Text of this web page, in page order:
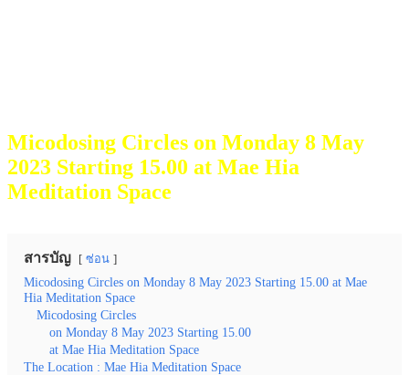
Micodosing Circles on Monday 8 May
2023 Starting 15.00 at Mae Hia
Meditation Space
สารบัญ ซ่อน
Micodosing Circles on Monday 8 May 2023 Starting 15.00 at Mae
Hia Meditation Space
Micodosing Circles
on Monday 8 May 2023 Starting 15.00
at Mae Hia Meditation Space
The Location : Mae Hia Meditation Space